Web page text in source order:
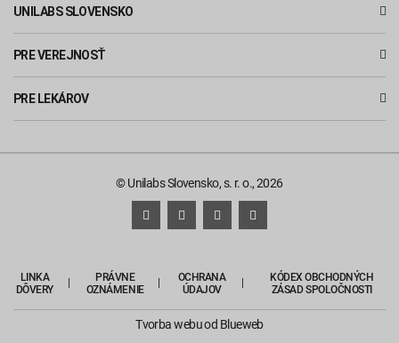
UNILABS SLOVENSKO
PRE VEREJNOSŤ
PRE LEKÁROV
© Unilabs Slovensko, s. r. o., 2026
LINKA
DÔVERY
PRÁVNE
OZNÁMENIE
OCHRANA
ÚDAJOV
KÓDEX OBCHODNÝCH
ZÁSAD SPOLOČNOSTI
Tvorba webuod Blueweb